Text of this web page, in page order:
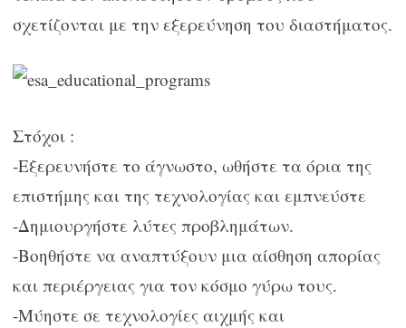
σχετίζονται με την εξερεύνηση του διαστήματος.
Στόχοι :
-Εξερευνήστε το άγνωστο, ωθήστε τα όρια της
επιστήμης και της τεχνολογίας και εμπνεύστε
-Δημιουργήστε λύτες προβλημάτων.
-Βοηθήστε να αναπτύξουν μια αίσθηση απορίας
και περιέργειας για τον κόσμο γύρω τους.
-Μύηστε σε τεχνολογίες αιχμής και